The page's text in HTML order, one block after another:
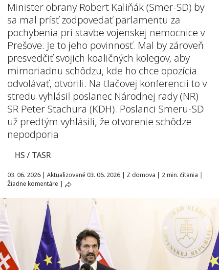
Minister obrany Robert Kaliňák (Smer-SD) by
sa mal prísť zodpovedať parlamentu za
pochybenia pri stavbe vojenskej nemocnice v
Prešove. Je to jeho povinnosť. Mal by zároveň
presvedčiť svojich koaličných kolegov, aby
mimoriadnu schôdzu, kde ho chce opozícia
odvolávať, otvorili. Na tlačovej konferencii to v
stredu vyhlásil poslanec Národnej rady (NR)
SR Peter Stachura (KDH). Poslanci Smeru-SD
už predtým vyhlásili, že otvorenie schôdze
nepodporia
HS / TASR
03. 06. 2026 | Aktualizované 03. 06. 2026 | Z domova | 2 min. čítania |
Žiadne komentáre |